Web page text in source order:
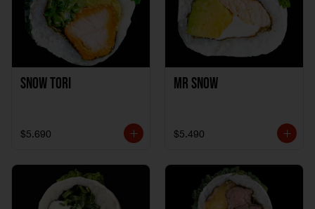
Snow Tori
$5.690
Mr Snow
$5.490